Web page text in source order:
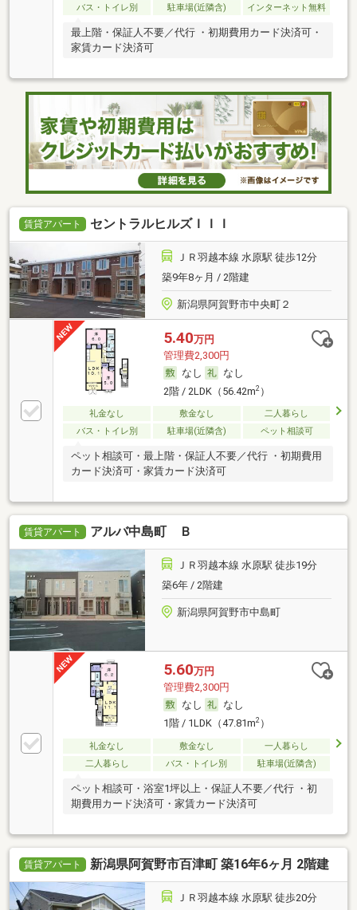
バス・トイレ別
駐車場(近隣含) インターネット無料
最上階・保証人不要／代行 ・初期費用カード決済可・
家賃カード決済可
賃貸アパート セントラルヒルズＩＩＩ
ＪＲ羽越本線 水原駅 徒歩12分
築9年8ヶ月 / 2階建
新潟県阿賀野市中央町２
5.40万円
管理費2,300円
なし
なし
2階 / 2LDK（56.42m2）
礼金なし 敷金なし
二人暮らし
バス・トイレ別
駐車場(近隣含) ペット相談可
ペット相談可・最上階・保証人不要／代行 ・初期費用
カード決済可・家賃カード決済可
賃貸アパート アルバ中島町 Ｂ
ＪＲ羽越本線 水原駅 徒歩19分
築6年 / 2階建
新潟県阿賀野市中島町
5.60万円
管理費2,300円
なし
なし
1階 / 1LDK（47.81m2）
礼金なし 敷金なし
一人暮らし
二人暮らし
バス・トイレ別 駐車場(近隣含)
ペット相談可・浴室1坪以上・保証人不要／代行 ・初
期費用カード決済可・家賃カード決済可
賃貸アパート 新潟県阿賀野市百津町 築16年6ヶ月 2階建
ＪＲ羽越本線 水原駅 徒歩20分